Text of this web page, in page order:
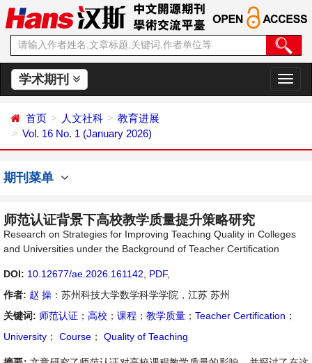
学术期刊
切
换
首页 人文社科
教育进展
Vol. 16 No. 1 (January 2026)
期刊菜单
师范认证背景下高校教学质量提升策略研究
Research on Strategies for Improving Teaching Quality in Colleges
and Universities under the Background of Teacher Certification
DOI: 10.12677/ae.2026.161142 PDF,
作者: 赵 操 ：苏州科技大学数学科学学院，江苏 苏州
关键词: 师范认证 ； 高校 ； 课程 ； 教学质量 ； Teacher Certification ；
University ； Course ； Quality of Teaching